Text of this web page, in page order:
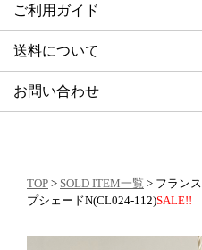
ご利用ガイド
送料について
お問い合わせ
TOP > SOLD ITEM一覧 > フラン
プシェードN(CL024-112)SALE!!